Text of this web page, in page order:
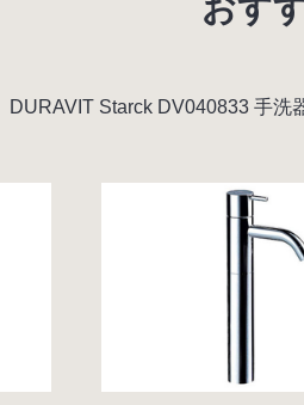
おす
DURAVIT Starck DV040833 手洗